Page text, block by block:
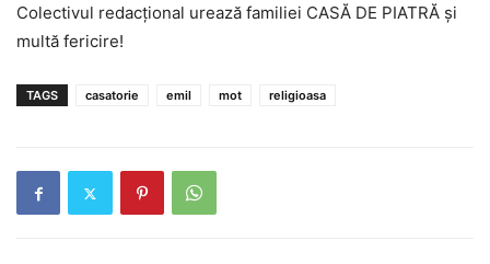
Colectivul redacțional urează familiei CASĂ DE PIATRĂ și
multă fericire!
TAGS casatorie emil mot religioasa